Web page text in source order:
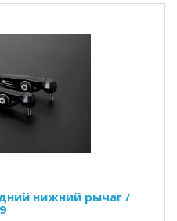
нижний рычаг /